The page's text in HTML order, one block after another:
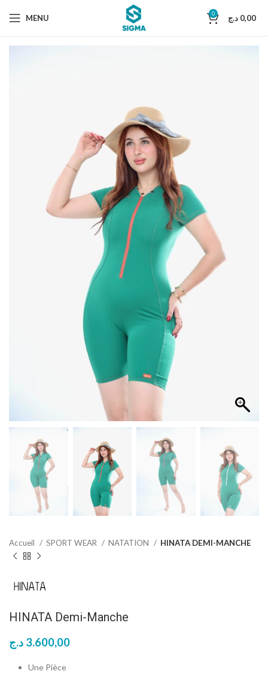
MENU 0 0,00 د.ج
Accueil SPORT WEAR NATATION HINATA DEMI-MANCHE
HINATA Demi-Manche
3.600,00 د.ج
Une Pièce